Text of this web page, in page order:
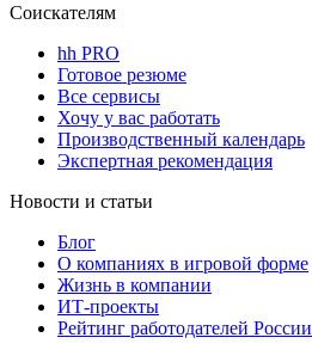
Соискателям
hh PRO
Готовое резюме
Все сервисы
Хочу у вас работать
Производственный календарь
Экспертная рекомендация
Новости и статьи
Блог
О компаниях в игровой форме
Жизнь в компании
ИТ-проекты
Рейтинг работодателей России